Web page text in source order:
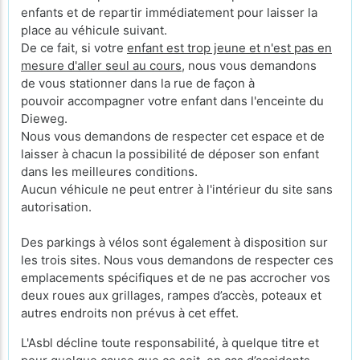
enfants et de repartir immédiatement pour laisser la
place au véhicule suivant.
De ce fait, si votre enfant est trop jeune et n'est pas en
mesure d'aller seul au cours, nous vous demandons
de vous stationner dans la rue de façon à
pouvoir accompagner votre enfant dans l'enceinte du
Dieweg.
Nous vous demandons de respecter cet espace et de
laisser à chacun la possibilité de déposer son enfant
dans les meilleures conditions.
Aucun véhicule ne peut entrer à l'intérieur du site sans
autorisation.
Des parkings à vélos sont également à disposition sur
les trois sites. Nous vous demandons de respecter ces
emplacements spécifiques et de ne pas accrocher vos
deux roues aux grillages, rampes d’accès, poteaux et
autres endroits non prévus à cet effet.
L'Asbl décline toute responsabilité, à quelque titre et